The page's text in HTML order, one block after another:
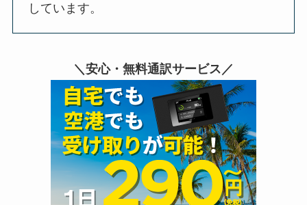
しています。
＼安心・無料通訳サービス／